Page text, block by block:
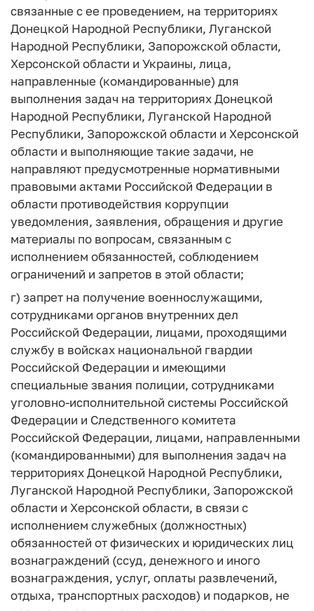
связанные с ее проведением, на территориях
Донецкой Народной Республики, Луганской
Народной Республики, Запорожской области,
Херсонской области и Украины, лица,
направленные (командированные) для
выполнения задач на территориях Донецкой
Народной Республики, Луганской Народной
Республики, Запорожской области и Херсонской
области и выполняющие такие задачи, не
направляют предусмотренные нормативными
правовыми актами Российской Федерации в
области противодействия коррупции
уведомления, заявления, обращения и другие
материалы по вопросам, связанным с
исполнением обязанностей, соблюдением
ограничений и запретов в этой области;
г) запрет на получение военнослужащими,
сотрудниками органов внутренних дел
Российской Федерации, лицами, проходящими
службу в войсках национальной гвардии
Российской Федерации и имеющими
специальные звания полиции, сотрудниками
уголовно-исполнительной системы Российской
Федерации и Следственного комитета
Российской Федерации, лицами, направленными
(командированными) для выполнения задач на
территориях Донецкой Народной Республики,
Луганской Народной Республики, Запорожской
области и Херсонской области, в связи с
исполнением служебных (должностных)
обязанностей от физических и юридических лиц
вознаграждений (ссуд, денежного и иного
вознаграждения, услуг, оплаты развлечений,
отдыха, транспортных расходов) и подарков, не